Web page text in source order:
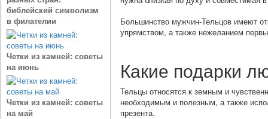
библейский символизм
в филателии
Четки из камней: советы
на июнь
Четки из камней: советы
на май
Большинство мужчин-Тельцов имеют
упрямством, а также нежеланием
Какие подарки
Тельцы относятся к земным и
необходимым и полезным, а также
презента.